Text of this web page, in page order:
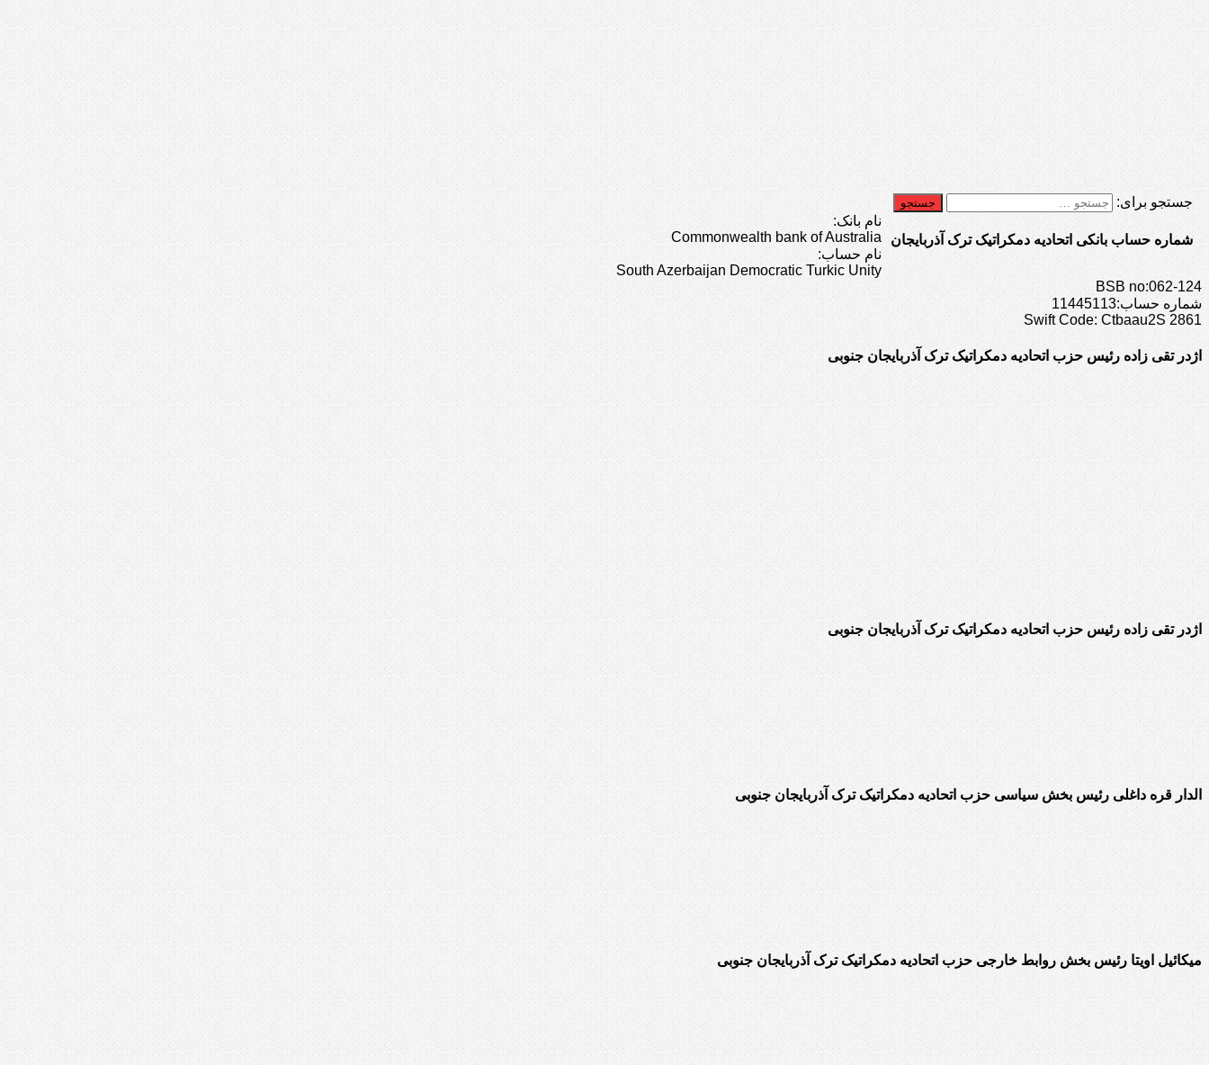
جستجو برای:
شماره حساب بانکی اتحادیه دمکراتیک ترک آذربایجان
نام بانک:
Commonwealth bank of Australia
نام حساب:
South Azerbaijan Democratic Turkic Unity
BSB no:062-124
شماره حساب:11445113
Swift Code: Ctbaau2S 2861
اژدر تقی زاده رئیس حزب اتحادیه دمکراتیک ترک آذربایجان جنوبی
اژدر تقی زاده رئیس حزب اتحادیه دمکراتیک ترک آذربایجان جنوبی
الدار قره داغلی رئیس بخش سیاسی حزب اتحادیه دمکراتیک ترک آذربایجان جنوبی
میکائیل اویتا رئیس بخش روابط خارجی حزب اتحادیه دمکراتیک ترک آذربایجان جنوبی